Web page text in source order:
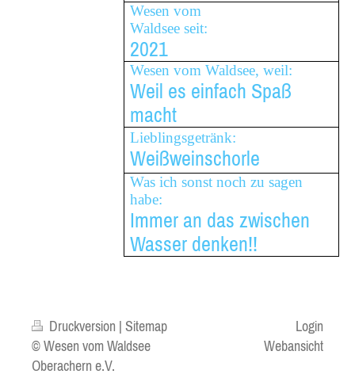
Wesen vom
Waldsee seit:
2021
Wesen vom Waldsee, weil:
Weil es einfach Spaß
macht
Lieblingsgetränk:
Weißweinschorle
Was ich sonst noch zu sagen
habe:
Immer an das zwischen
Wasser denken!!
Druckversion | Sitemap
© Wesen vom Waldsee
Oberachern e.V.
Login
Webansicht